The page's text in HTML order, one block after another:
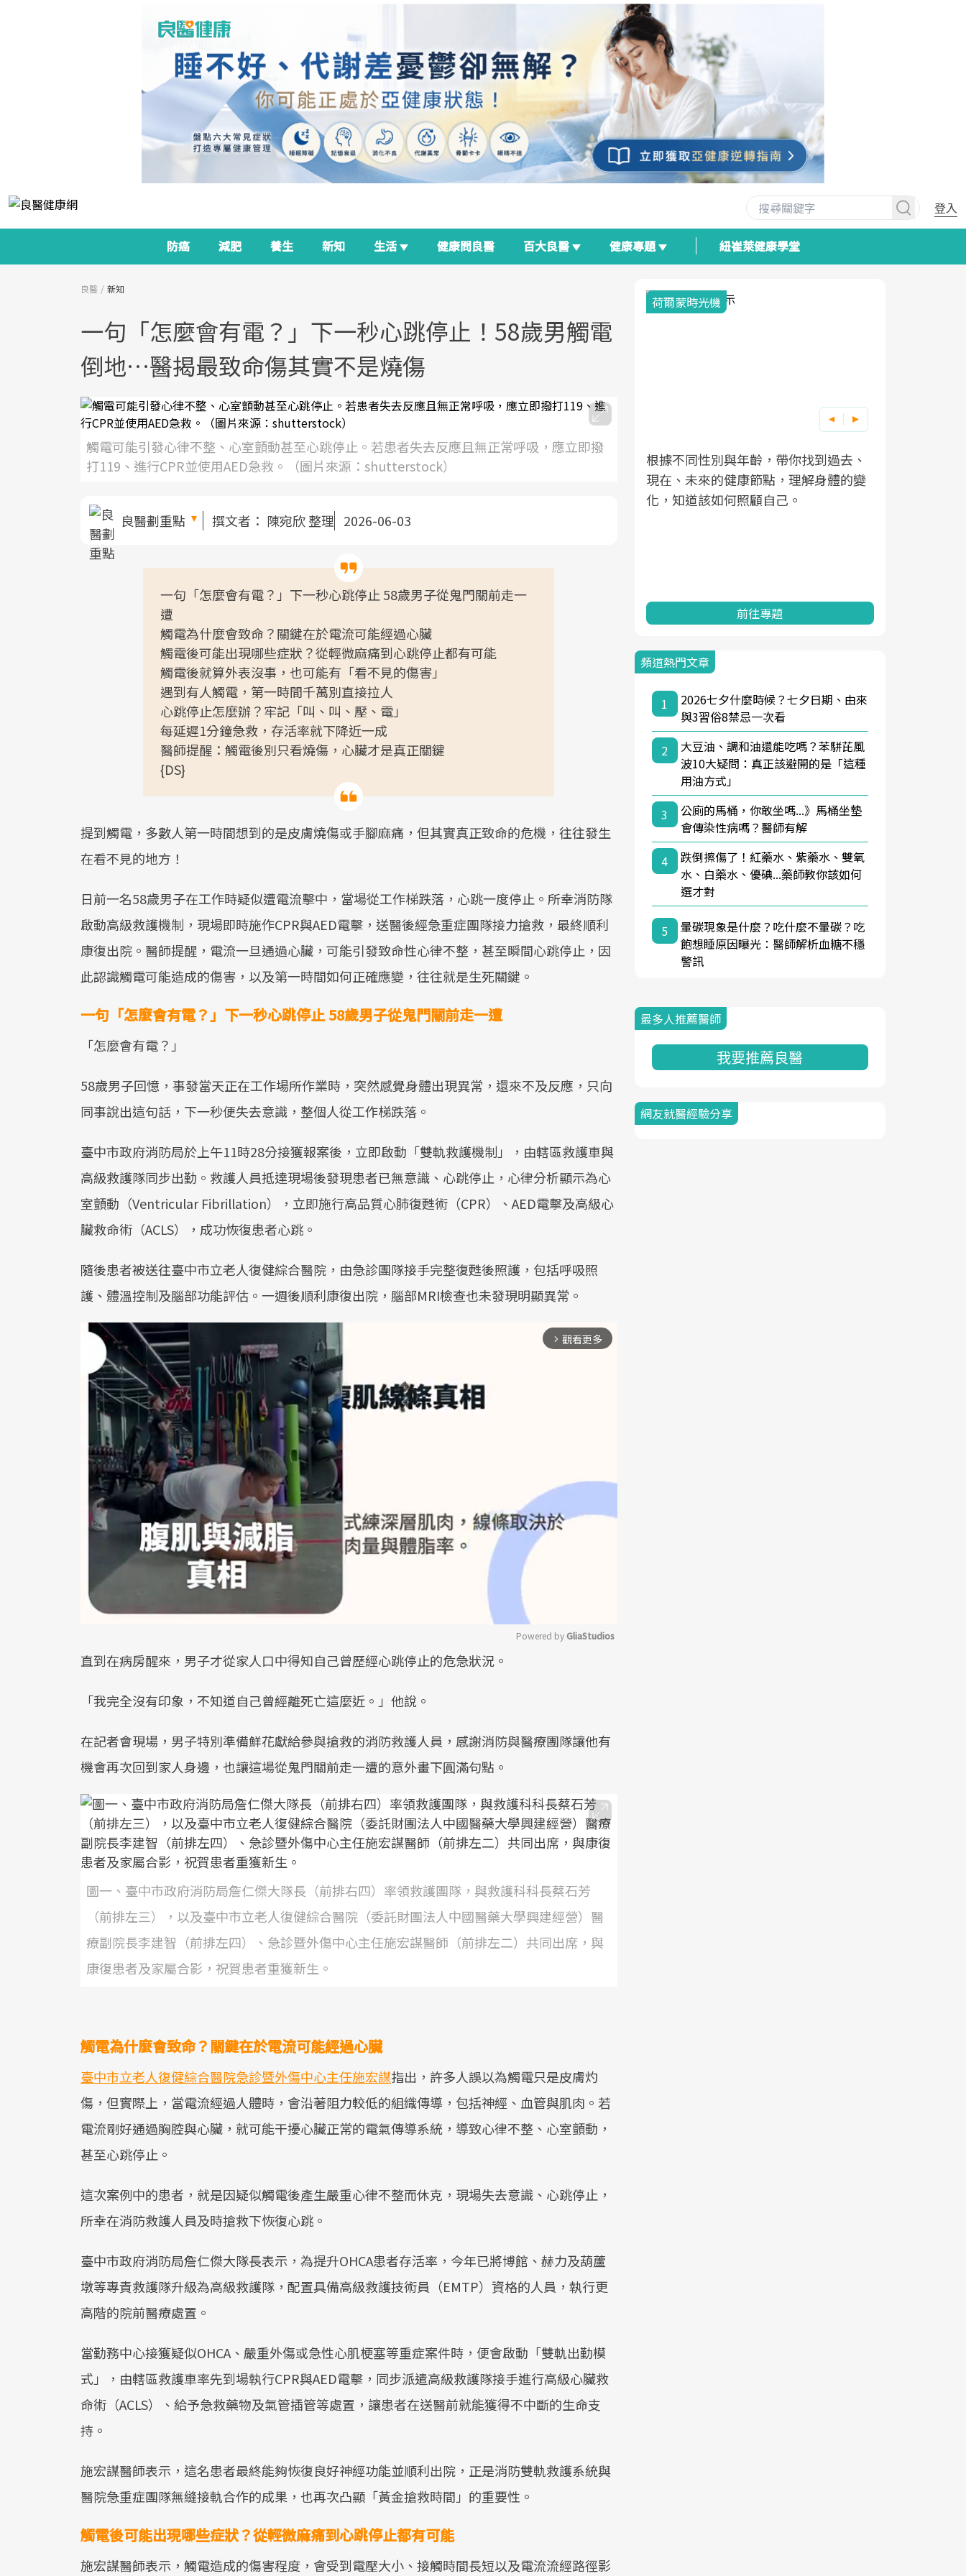
登入
防癌 減肥 養生 新知 生活 健康問良醫 百大良醫 健康專題 紐崔萊健康學堂
良醫 新知
一句「怎麼會有電？」下一秒心跳停止！58歲男觸電
倒地…醫揭最致命傷其實不是燒傷
觸電可能引發心律不整、心室顫動甚至心跳停止。若患者失去反應且無正常呼吸，應立即撥
打119、進行CPR並使用AED急救。（圖片來源：shutterstock）
良醫劃重點 撰文者： 陳宛欣 整理 2026-06-03
一句「怎麼會有電？」下一秒心跳停止 58歲男子從鬼門關前走一
遭
觸電為什麼會致命？關鍵在於電流可能經過心臟
觸電後可能出現哪些症狀？從輕微麻痛到心跳停止都有可能
觸電後就算外表沒事，也可能有「看不見的傷害」
遇到有人觸電，第一時間千萬別直接拉人
心跳停止怎麼辦？牢記「叫、叫、壓、電」
每延遲1分鐘急救，存活率就下降近一成
醫師提醒：觸電後別只看燒傷，心臟才是真正關鍵
{DS}
提到觸電，多數人第一時間想到的是皮膚燒傷或手腳麻痛，但其實真正致命的危機，往往發生
在看不見的地方！
日前一名58歲男子在工作時疑似遭電流擊中，當場從工作梯跌落，心跳一度停止。所幸消防隊
啟動高級救護機制，現場即時施作CPR與AED電擊，送醫後經急重症團隊接力搶救，最終順利
康復出院。醫師提醒，電流一旦通過心臟，可能引發致命性心律不整，甚至瞬間心跳停止，因
此認識觸電可能造成的傷害，以及第一時間如何正確應變，往往就是生死關鍵。
一句「怎麼會有電？」下一秒心跳停止 58歲男子從鬼門關前走一遭
「怎麼會有電？」
58歲男子回憶，事發當天正在工作場所作業時，突然感覺身體出現異常，還來不及反應，只向
同事說出這句話，下一秒便失去意識，整個人從工作梯跌落。
臺中市政府消防局於上午11時28分接獲報案後，立即啟動「雙軌救護機制」，由轄區救護車與
高級救護隊同步出勤。救護人員抵達現場後發現患者已無意識、心跳停止，心律分析顯示為心
室顫動（Ventricular Fibrillation），立即施行高品質心肺復甦術（CPR）、AED電擊及高級心
臟救命術（ACLS），成功恢復患者心跳。
隨後患者被送往臺中市立老人復健綜合醫院，由急診團隊接手完整復甦後照護，包括呼吸照
護、體溫控制及腦部功能評估。一週後順利康復出院，腦部MRI檢查也未發現明顯異常。
arrow_forward_ios 觀看更多
Powered by GliaStudios
直到在病房醒來，男子才從家人口中得知自己曾歷經心跳停止的危急狀況。
「我完全沒有印象，不知道自己曾經離死亡這麼近。」他說。
在記者會現場，男子特別準備鮮花獻給參與搶救的消防救護人員，感謝消防與醫療團隊讓他有
機會再次回到家人身邊，也讓這場從鬼門關前走一遭的意外畫下圓滿句點。
圖一、臺中市政府消防局詹仁傑大隊長（前排右四）率領救護團隊，與救護科科長蔡石芳
（前排左三），以及臺中市立老人復健綜合醫院（委託財團法人中國醫藥大學興建經營）醫
療副院長李建智（前排左四）、急診暨外傷中心主任施宏謀醫師（前排左二）共同出席，與
康復患者及家屬合影，祝賀患者重獲新生。
觸電為什麼會致命？關鍵在於電流可能經過心臟
臺中市立老人復健綜合醫院急診暨外傷中心主任施宏謀指出，許多人誤以為觸電只是皮膚灼
傷，但實際上，當電流經過人體時，會沿著阻力較低的組織傳導，包括神經、血管與肌肉。若
電流剛好通過胸腔與心臟，就可能干擾心臟正常的電氣傳導系統，導致心律不整、心室顫動，
甚至心跳停止。
這次案例中的患者，就是因疑似觸電後產生嚴重心律不整而休克，現場失去意識、心跳停止，
所幸在消防救護人員及時搶救下恢復心跳。
臺中市政府消防局詹仁傑大隊長表示，為提升OHCA患者存活率，今年已將博館、赫力及葫蘆
墩等專責救護隊升級為高級救護隊，配置具備高級救護技術員（EMTP）資格的人員，執行更
高階的院前醫療處置。
當勤務中心接獲疑似OHCA、嚴重外傷或急性心肌梗塞等重症案件時，便會啟動「雙軌出勤模
式」，由轄區救護車率先到場執行CPR與AED電擊，同步派遣高級救護隊接手進行高級心臟救
命術（ACLS）、給予急救藥物及氣管插管等處置，讓患者在送醫前就能獲得不中斷的生命支
持。
施宏謀醫師表示，這名患者最終能夠恢復良好神經功能並順利出院，正是消防雙軌救護系統與
醫院急重症團隊無縫接軌合作的成果，也再次凸顯「黃金搶救時間」的重要性。
觸電後可能出現哪些症狀？從輕微麻痛到心跳停止都有可能
施宏謀醫師表示，觸電造成的傷害程度，會受到電壓大小、接觸時間長短以及電流流經路徑影
面對超高齡社會的浪潮，台灣正在快速
邁向「健康照護」的新時代。隨著國家
照3.0」的推進，「預防醫學」已成全民
2025年，就到良醫生活祭體驗「一站式
健康新生活」，從講座、體驗到運動，
良醫健康網從「換季的身體變化」出
發，透過醫學觀點與日常感受的對話，
改善行動。
荷爾蒙時光機
根據不同性別與年齡，帶你找到過去、
現在、未來的健康節點，理解身體的變
化，知道該如何照顧自己。
前往專題
頻道熱門文章
1
2026七夕什麼時候？七夕日期、由來
與3習俗8禁忌一次看
2
大豆油、調和油還能吃嗎？苯駢芘風
波10大疑問：真正該避開的是「這種
用油方式」
3
公廁的馬桶，你敢坐嗎...》馬桶坐墊
會傳染性病嗎？醫師有解
4
跌倒擦傷了！紅藥水、紫藥水、雙氧
水、白藥水、優碘...藥師教你該如何
選才對
5
暈碳現象是什麼？吃什麼不暈碳？吃
飽想睡原因曝光：醫師解析血糖不穩
警訊
最多人推薦醫師
我要推薦良醫
網友就醫經驗分享